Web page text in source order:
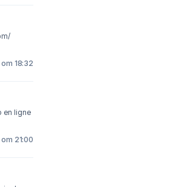
18:32
en ligne
21:00